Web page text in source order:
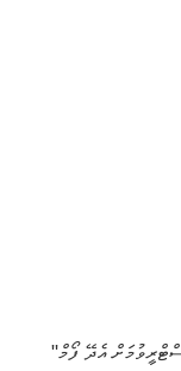
އެދޭ ފޯމް"